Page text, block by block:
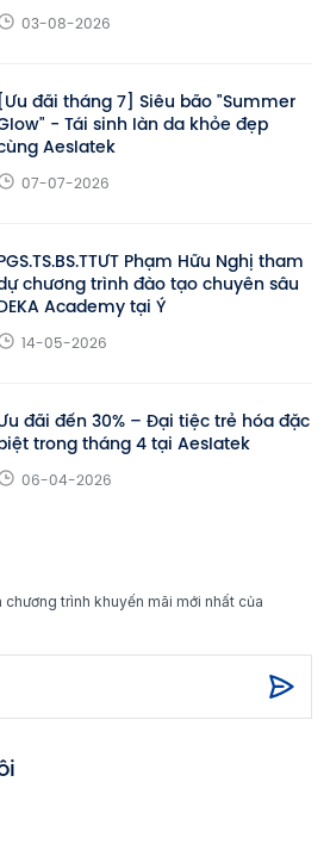
03-08-2026
[Ưu đãi tháng 7] Siêu bão "Summer
- Tái sinh làn da khỏe đẹp
Aeslatek
07-07-2026
Phạm Hữu Nghị tham
chương trình đào tạo chuyên sâu
Academy tại Ý
14-05-2026
đãi đến 30% – Đại tiệc trẻ hóa đặc
trong tháng 4 tại Aeslatek
06-04-2026
trình khuyến mãi mới nhất của